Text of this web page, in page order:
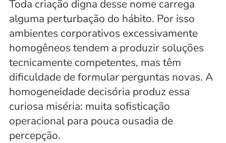
Toda criação digna desse nome carrega
alguma perturbação do hábito. Por isso
ambientes corporativos excessivamente
homogêneos tendem a produzir soluções
tecnicamente competentes, mas têm
dificuldade de formular perguntas novas. A
homogeneidade decisória produz essa
curiosa miséria: muita sofisticação
operacional para pouca ousadia de
percepção.